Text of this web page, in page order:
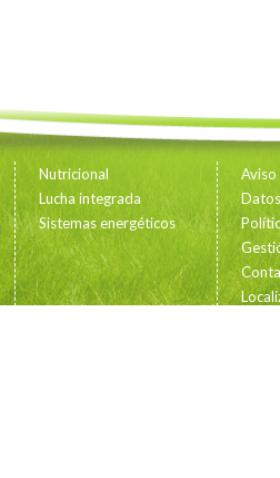
Nutricional
Lucha integrada
Sistemas energéticos
Aviso